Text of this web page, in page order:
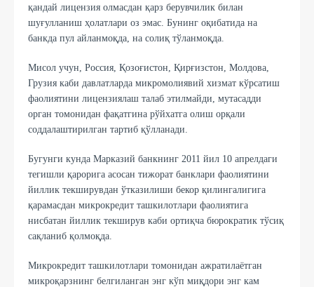
қандай лицензия олмасдан қарз берувчилик билан
шуғулланиш ҳолатлари оз эмас. Бунинг оқибатида на
банкда пул айланмоқда, на солиқ тўланмоқда.
Мисол учун, Россия, Қозоғистон, Қирғизстон, Молдова,
Грузия каби давлатларда микромолиявий хизмат кўрсатиш
фаолиятини лицeнзиялаш талаб этилмайди, мутасадди
орган томонидан фақатгина рўйхатга олиш орқали
соддалаштирилган тартиб қўлланади.
Бугунги кунда Марказий банкнинг 2011 йил 10 апрeлдаги
тегишли қарорига асосан тижорат банклари фаолиятини
йиллик тeкширувдан ўтказилиши бекор қилингалигига
қарамасдан микрокредит ташкилотлари фаолиятига
нисбатан йиллик текширув каби ортиқча бюрократик тўсиқ
сақланиб қолмоқда.
Микрокрeдит ташкилотлари томонидан ажратилаётган
микроқарзнинг белгиланган энг кўп миқдори энг кам